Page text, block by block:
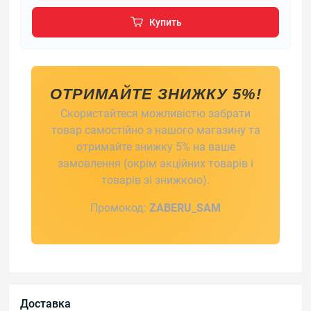
Купить
ОТРИМАЙТЕ ЗНИЖКУ 5%!
Скористайтеся можливістю забрати
товар самостійно з нашого магазину та
отримайте знижку 5% на ваше
замовлення (окрім акційних товарів і
товарів зі знижкою).
Промокод: ZABERU_SAM
Доставка